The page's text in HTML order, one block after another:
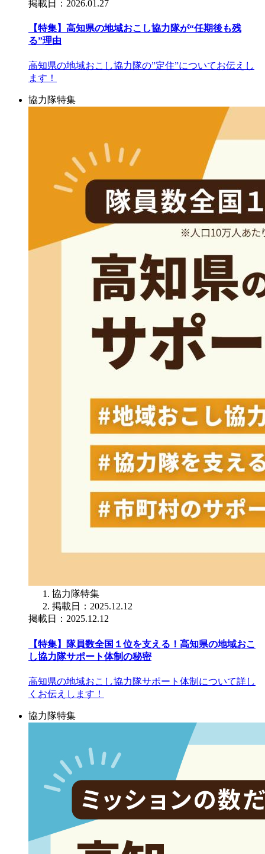
掲載日：2026.01.27
【特集】高知県の地域おこし協力隊が“任期後も残
る”理由
高知県の地域おこし協力隊の”定住”についてお伝えし
ます！
協力隊特集
協力隊特集
掲載日：2025.12.12
掲載日：2025.12.12
【特集】隊員数全国１位を支える！高知県の地域おこ
し協力隊サポート体制の秘密
高知県の地域おこし協力隊サポート体制について詳し
くお伝えします！
協力隊特集